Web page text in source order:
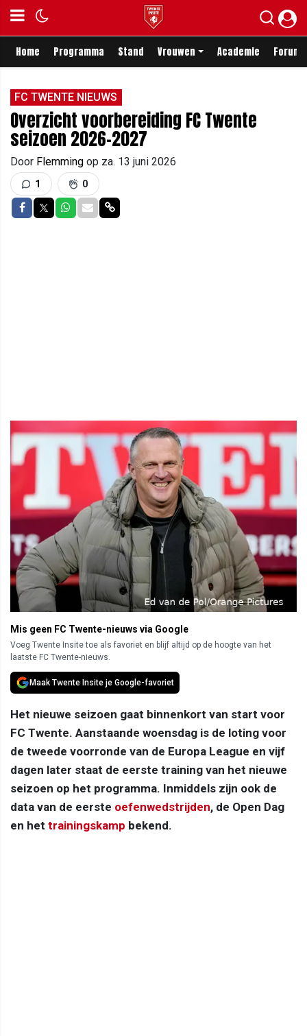
Home Programma Stand Vrouwen Academie Forum
FC TWENTE NIEUWS
Overzicht voorbereiding FC Twente
seizoen 2026-2027
Door Flemming op za. 13 juni 2026
1 0
Delen op Facebook
Delen op Twitter
Delen op Whatsapp
Delen via Mail
Delen via link
Mis geen FC Twente-nieuws via Google
Voeg Twente Insite toe als favoriet en blijf altijd op de hoogte van het
laatste FC Twente-nieuws.
Maak Twente Insite je Google-favoriet
Het nieuwe seizoen gaat binnenkort van start voor
FC Twente. Aanstaande woensdag is de loting voor
de tweede voorronde van de Europa League en vijf
dagen later staat de eerste training van het nieuwe
seizoen op het programma. Inmiddels zijn ook de
data van de eerste oefenwedstrijden, de Open Dag
en het trainingskamp bekend.